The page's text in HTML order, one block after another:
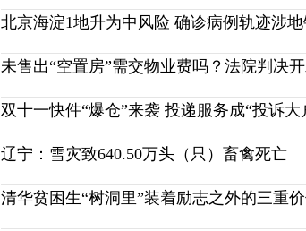
北京海淀1地升为中风险 确诊病例轨迹涉
双十一快件“爆仓”来袭 投递服务成“投诉大
辽宁：雪灾致640.50万头（只）畜禽死亡
清华贫困生“树洞里”装着励志之外的三重